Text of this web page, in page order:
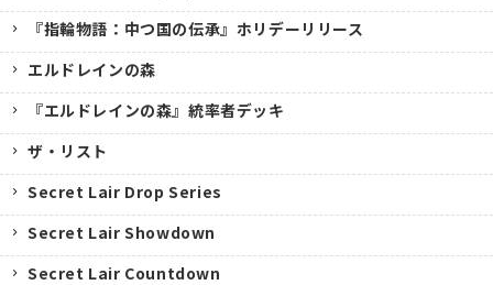
『指輪物語：中つ国の伝承』ホリデーリリース
エルドレインの森
『エルドレインの森』統率者デッキ
ザ・リスト
Secret Lair Drop Series
Secret Lair Showdown
Secret Lair Countdown